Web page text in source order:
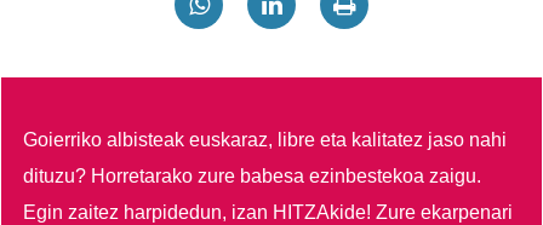
Goierriko albisteak euskaraz, libre eta kalitatez jaso nahi
dituzu? Horretarako zure babesa ezinbestekoa zaigu.
Egin zaitez harpidedun, izan HITZAkide!Zure ekarpenari